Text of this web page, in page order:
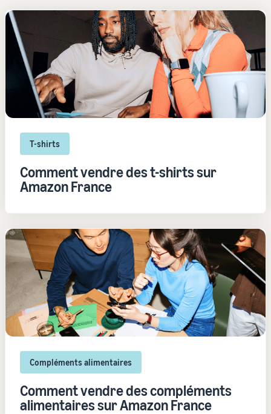
T-shirts
Comment vendre des t-shirts sur
Amazon France
Compléments alimentaires
Comment vendre des compléments
alimentaires sur Amazon France